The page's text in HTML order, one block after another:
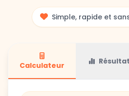
Simple, rapide et
Calculateur Résultat